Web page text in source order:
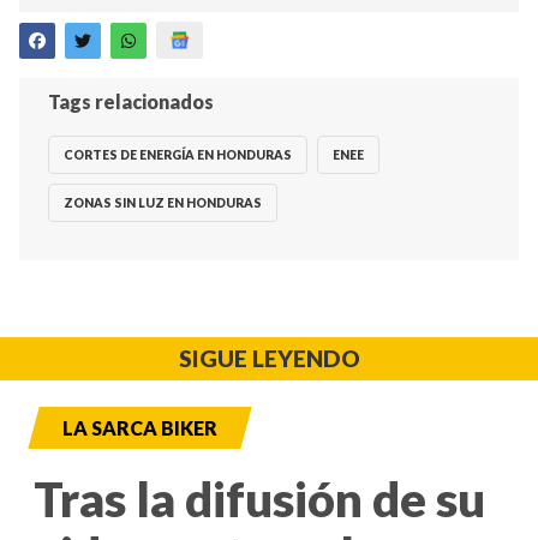
Tags relacionados
CORTES DE ENERGÍA EN HONDURAS ENEE
ZONAS SIN LUZ EN HONDURAS
SIGUE LEYENDO
LA SARCA BIKER
Tras la difusión de su